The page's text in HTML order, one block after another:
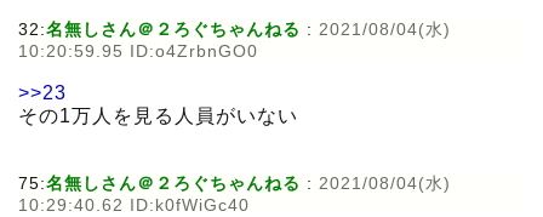
32:名無しさん＠２ろぐちゃんねる : 2021/08/04(水)
10:20:59.95 ID:o4ZrbnGO0
>>23
その1万人を見る人員がいない
75:名無しさん＠２ろぐちゃんねる : 2021/08/04(水)
10:29:40.62 ID:k0fWiGc40